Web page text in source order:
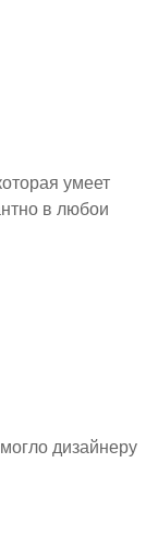
умеет
в любои
дизайнеру